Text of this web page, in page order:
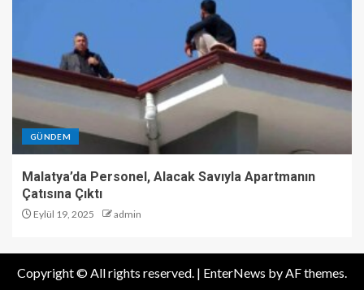
GÜNDEM
Malatya’da Personel, Alacak Savıyla Apartmanın
Çatısına Çıktı
Eylül 19, 2025 admin
Copyright © All rights reserved. | EnterNews by AF themes.